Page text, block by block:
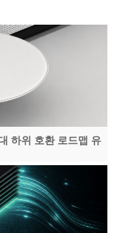
하위 호환 로드맵 유